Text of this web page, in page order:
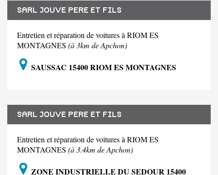
SARL JOUVE PERE ET FILS
Entretien et réparation de voitures à RIOM ES
MONTAGNES (à 3km de Apchon)
SAUSSAC 15400 RIOM ES MONTAGNES
SARL JOUVE PERE ET FILS
Entretien et réparation de voitures à RIOM ES
MONTAGNES (à 3.4km de Apchon)
ZONE INDUSTRIELLE DU SEDOUR 15400